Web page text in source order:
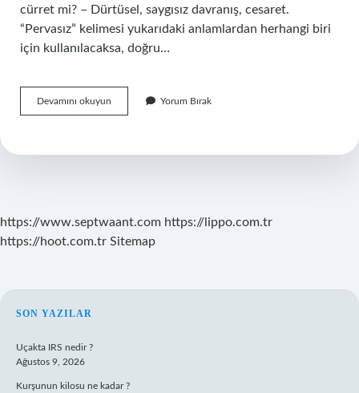
cürret mi? – Dürtüsel, saygısız davranış, cesaret.
“Pervasız” kelimesi yukarıdaki anlamlardan herhangi biri
için kullanılacaksa, doğru…
Devamını okuyun
Ne
Kültürü
Yorum Bırak
https://www.septwaant.com https://lippo.com.tr
https://hoot.com.tr Sitemap
SIDEBAR
SON YAZILAR
Uçakta IRS nedir ?
Ağustos 9, 2026
Kurşunun kilosu ne kadar ?